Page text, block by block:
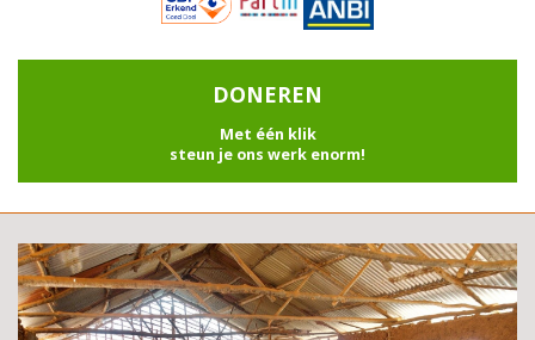
DONEREN
Met één klik
steun je ons werk enorm!